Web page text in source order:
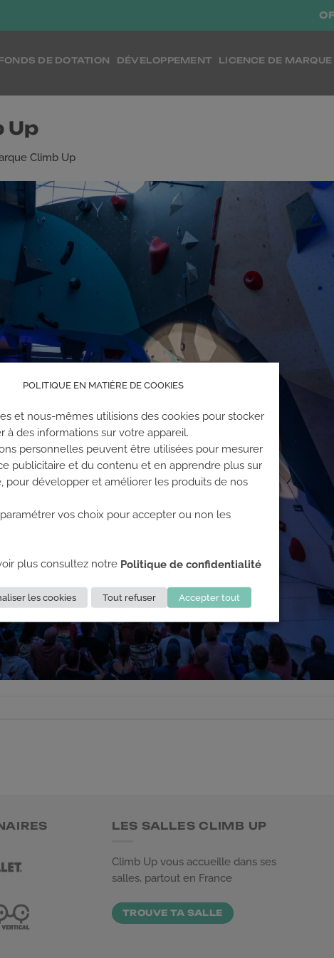
DE DOTATION DÉVELOPPEMENT LICENCE DE MARQUE
Up
Climb Up
LES SALLES CLIMB UP
Climb Up vous accueille dans ses
salles, partout en France
TROUVE TA SALLE
POLITIQUE EN MATIÈRE DE COOKIES
et nous-mêmes utilisions des cookies pour stocker
à des informations sur votre appareil.
personnelles peuvent être utilisées pour mesurer
publicitaire et du contenu et en apprendre plus sur
pour développer et améliorer les produits de nos
vos choix pour accepter ou non les
plus consultez notre Politique de confidentialité
les cookies Tout refuser Accepter tout